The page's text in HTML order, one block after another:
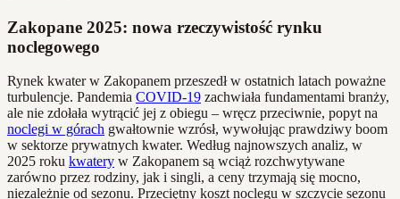
Zakopane 2025: nowa rzeczywistość rynku
noclegowego
Rynek kwater w Zakopanem przeszedł w ostatnich latach poważne
turbulencje. Pandemia COVID-19 zachwiała fundamentami branży,
ale nie zdołała wytrącić jej z obiegu – wręcz przeciwnie, popyt na
noclegi w górach gwałtownie wzrósł, wywołując prawdziwy boom
w sektorze prywatnych kwater. Według najnowszych analiz, w
2025 roku kwatery w Zakopanem są wciąż rozchwytywane
zarówno przez rodziny, jak i singli, a ceny trzymają się mocno,
niezależnie od sezonu. Przeciętny koszt noclegu w szczycie sezonu